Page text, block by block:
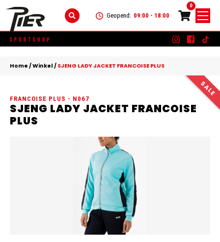
Geopend: 09:00 - 18:00
0
Skip
to
SCHOENEN
ACCESSOIRES
KLEDING
SCHOENEN
+
KINDEREN
KLEDING
+
Home/Winkel/SJENG LADY JACKET FRANCOISE PLUS
FRANCOISE PLUS - N067
SJENG LADY JACKET FRANCOISE
PLUS